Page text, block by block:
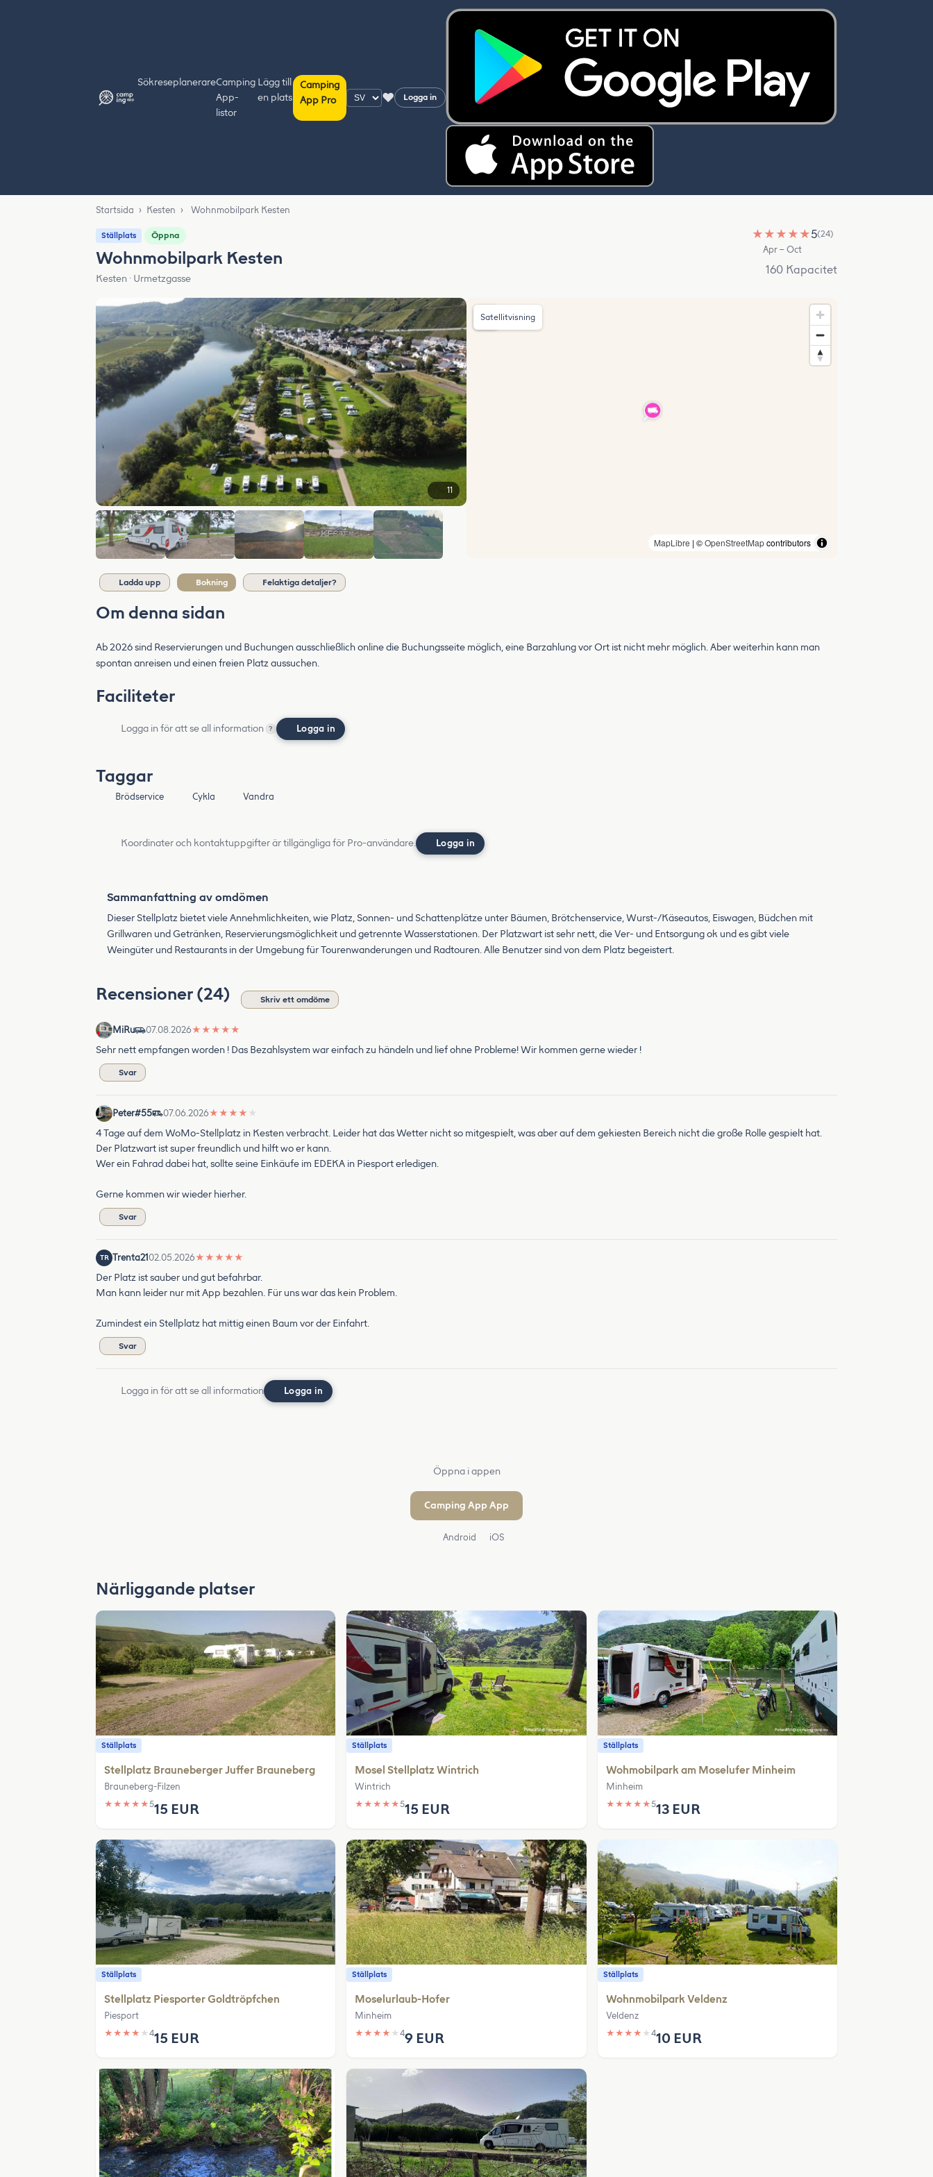
SökreseplanerareCamping
App-
listor
Lägg till
en plats
Camping
App Pro
♥ Logga in
Startsida › Kesten › Wohnmobilpark Kesten
Ställplats Öppna
Wohnmobilpark Kesten
Kesten · Urmetzgasse
★ ★ ★ ★ ★5(24)
Apr – Oct
160 Kapacitet
11
MapLibre | ©OpenStreetMapcontributors
Satellitvisning
Ladda upp Bokning Felaktiga detaljer?
Om denna sidan
Ab 2026 sind Reservierungen und Buchungen ausschließlich online die Buchungsseite möglich, eine Barzahlung vor Ort ist nicht mehr möglich. Aber weiterhin kann man
spontan anreisen und einen freien Platz aussuchen.
Faciliteter
Logga in för att se all information ? Logga in
Taggar
Brödservice Cykla Vandra
Koordinater och kontaktuppgifter är tillgängliga för Pro-användare. Logga in
Sammanfattning av omdömen
Dieser Stellplatz bietet viele Annehmlichkeiten, wie Platz, Sonnen- und Schattenplätze unter Bäumen, Brötchenservice, Wurst-/Käseautos, Eiswagen, Büdchen mit
Grillwaren und Getränken, Reservierungsmöglichkeit und getrennte Wasserstationen. Der Platzwart ist sehr nett, die Ver- und Entsorgung ok und es gibt viele
Weingüter und Restaurants in der Umgebung für Tourenwanderungen und Radtouren. Alle Benutzer sind von dem Platz begeistert.
Recensioner (24) Skriv ett omdöme
MiRu 07.08.2026★ ★ ★ ★ ★
Sehr nett empfangen worden ! Das Bezahlsystem war einfach zu händeln und lief ohne Probleme! Wir kommen gerne wieder !
Svar
Peter#55 07.06.2026★ ★ ★ ★ ★
4 Tage auf dem WoMo-Stellplatz in Kesten verbracht. Leider hat das Wetter nicht so mitgespielt, was aber auf dem gekiesten Bereich nicht die große Rolle gespielt hat.
Der Platzwart ist super freundlich und hilft wo er kann.
Wer ein Fahrad dabei hat, sollte seine Einkäufe im EDEKA in Piesport erledigen.
Gerne kommen wir wieder hierher.
Svar
TR Trenta2102.05.2026★ ★ ★ ★ ★
Der Platz ist sauber und gut befahrbar.
Man kann leider nur mit App bezahlen. Für uns war das kein Problem.
Zumindest ein Stellplatz hat mittig einen Baum vor der Einfahrt.
Svar
Logga in för att se all information Logga in
Öppna i appen
Camping App App
Android iOS
Närliggande platser
Ställplats
Stellplatz Brauneberger Juffer Brauneberg
Brauneberg-Filzen
★ ★ ★ ★ ★515 EUR
Ställplats
Mosel Stellplatz Wintrich
Wintrich
★ ★ ★ ★ ★515 EUR
Ställplats
Wohmobilpark am Moselufer Minheim
Minheim
★ ★ ★ ★ ★513 EUR
Ställplats
Stellplatz Piesporter Goldtröpfchen
Piesport
★ ★ ★ ★ ★ 415 EUR
Ställplats
Moselurlaub-Hofer
Minheim
★ ★ ★ ★ ★49 EUR
Ställplats
Wohnmobilpark Veldenz
Veldenz
★ ★ ★ ★ ★ 410 EUR